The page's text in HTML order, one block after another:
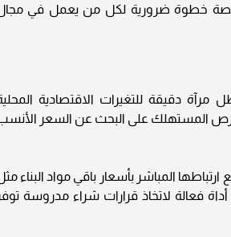
خطوة ضرورية لكل من يعمل في
دقيقة للتغيرات الاقتصادية
يحرص المستهلك على البحث عن السعر
المباشر بأسعار باقي مواد البناء
فعالة لاتخاذ قرارات شراء مدروسة توفر